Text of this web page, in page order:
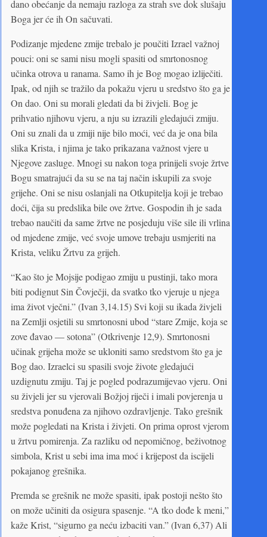
dano obećanje da nemaju razloga za strah sve dok slušaju
Boga jer će ih On sačuvati.
Podizanje mjedene zmije trebalo je poučiti Izrael važnoj
pouci: oni se sami nisu mogli spasiti od smrtonosnog
učinka otrova u ranama. Samo ih je Bog mogao izliječiti.
Ipak, od njih se tražilo da pokažu vjeru u sredstvo što ga je
On dao. Oni su morali gledati da bi živjeli. Bog je
prihvatio njihovu vjeru, a nju su izrazili gledajući zmiju.
Oni su znali da u zmiji nije bilo moći, već da je ona bila
slika Krista, i njima je tako prikazana važnost vjere u
Njegove zasluge. Mnogi su nakon toga prinijeli svoje žrtve
Bogu smatrajući da su se na taj način iskupili za svoje
grijehe. Oni se nisu oslanjali na Otkupitelja koji je trebao
doći, čija su predslika bile ove žrtve. Gospodin ih je sada
trebao naučiti da same žrtve ne posjeduju više sile ili vrlina
od mjedene zmije, već svoje umove trebaju usmjeriti na
Krista, veliku Žrtvu za grijeh.
“Kao što je Mojsije podigao zmiju u pustinji, tako mora
biti podignut Sin Čovječji, da svatko tko vjeruje u njega
ima život vječni.” (Ivan 3,14.15) Svi koji su ikada živjeli
na Zemlji osjetili su smrtonosni ubod “stare Zmije, koja se
zove đavao — sotona” (Otkrivenje 12,9). Smrtonosni
učinak grijeha može se ukloniti samo sredstvom što ga je
Bog dao. Izraelci su spasili svoje živote gledajući
uzdignutu zmiju. Taj je pogled podrazumijevao vjeru. Oni
su živjeli jer su vjerovali Božjoj riječi i imali povjerenja u
sredstva ponuđena za njihovo ozdravljenje. Tako grešnik
može pogledati na Krista i živjeti. On prima oprost vjerom
u žrtvu pomirenja. Za razliku od nepomičnog, beživotnog
simbola, Krist u sebi ima ima moć i krijepost da iscijeli
pokajanog grešnika.
Premda se grešnik ne može spasiti, ipak postoji nešto što
on može učiniti da osigura spasenje. “A tko dođe k meni,”
kaže Krist, “sigurno ga neću izbaciti van.” (Ivan 6,37) Ali